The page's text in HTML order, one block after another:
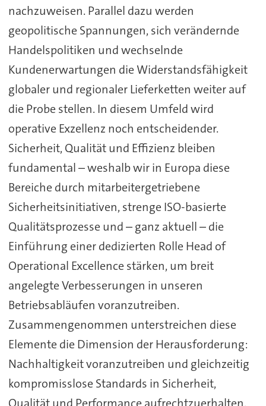
nachzuweisen. Parallel dazu werden
geopolitische Spannungen, sich verändernde
Handelspolitiken und wechselnde
Kundenerwartungen die Widerstandsfähigkeit
globaler und regionaler Lieferketten weiter auf
die Probe stellen. In diesem Umfeld wird
operative Exzellenz noch entscheidender.
Sicherheit, Qualität und Effizienz bleiben
fundamental – weshalb wir in Europa diese
Bereiche durch mitarbeitergetriebene
Sicherheitsinitiativen, strenge ISO-basierte
Qualitätsprozesse und – ganz aktuell – die
Einführung einer dedizierten Rolle Head of
Operational Excellence stärken, um breit
angelegte Verbesserungen in unseren
Betriebsabläufen voranzutreiben.
Zusammengenommen unterstreichen diese
Elemente die Dimension der Herausforderung:
Nachhaltigkeit voranzutreiben und gleichzeitig
kompromisslose Standards in Sicherheit,